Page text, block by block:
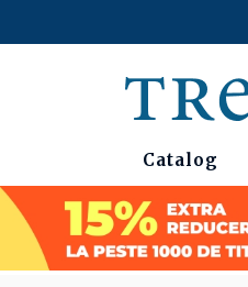
Catalog